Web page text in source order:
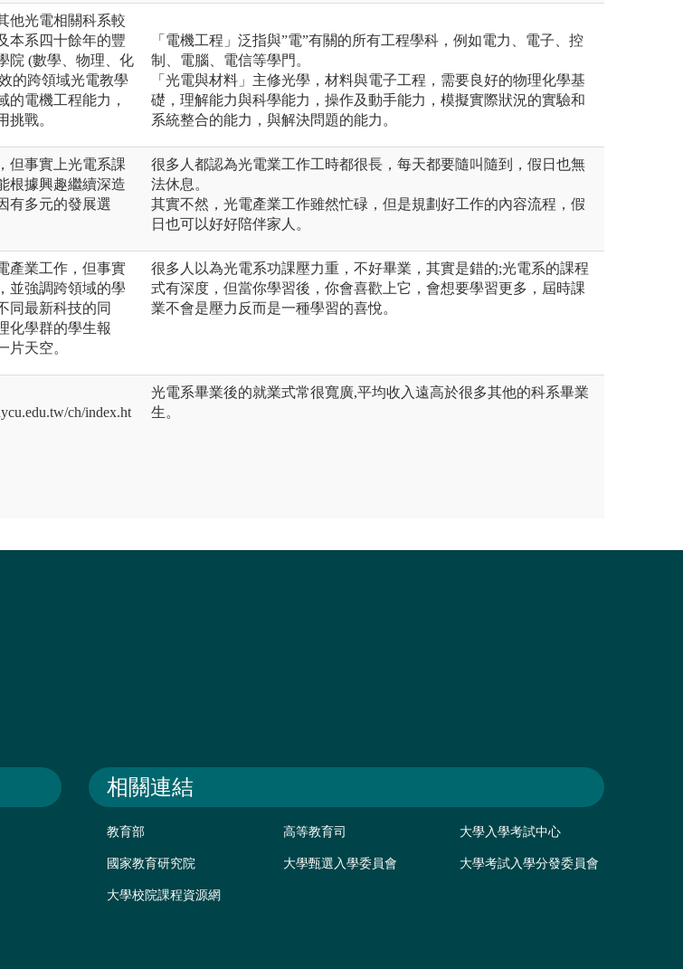
他光電相關科系較
本系四十餘年的豐
院 (數學、物理、化
的跨領域光電教學
的電機工程能力，
戰。
「電機工程」泛指與”電”有關的所有工程學科，例如電力、電子、控
制、電腦、電信等學門。
「光電與材料」主修光學，材料與電子工程，需要良好的物理化學基
礎，理解能力與科學能力，操作及動手能力，模擬實際狀況的實驗和
系統整合的能力，與解決問題的能力。
但事實上光電系課
根據興趣繼續深造
有多元的發展選
很多人都認為光電業工作工時都很長，每天都要隨叫隨到，假日也無
法休息。
其實不然，光電產業工作雖然忙碌，但是規劃好工作的內容流程，假
日也可以好好陪伴家人。
產業工作，但事實
並強調跨領域的學
同最新科技的同
化學群的學生報
天空。
很多人以為光電系功課壓力重，不好畢業，其實是錯的;光電系的課程
式有深度，但當你學習後，你會喜歡上它，會想要學習更多，屆時課
業不會是壓力反而是一種學習的喜悅。
ch/index.ht
光電系畢業後的就業式常很寬廣,平均收入遠高於很多其他的科系畢業
生。
相關連結
教育部 高等教育司 大學入學考試中心
國家教育研究院 大學甄選入學委員會 大學考試入學分發委員會
大學校院課程資源網